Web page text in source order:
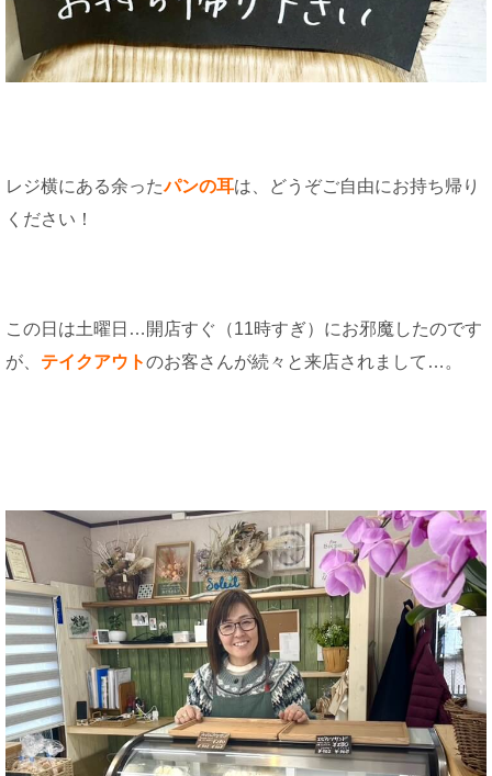
レジ横にある余ったパンの耳は、どうぞご自由にお持ち帰り
ください！
この日は土曜日…開店すぐ（11時すぎ）にお邪魔したのです
が、 テイクアウトのお客さんが続々と来店されまして…。